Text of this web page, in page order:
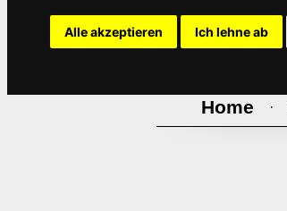
Alle akzeptieren Ich lehne ab
Home ·